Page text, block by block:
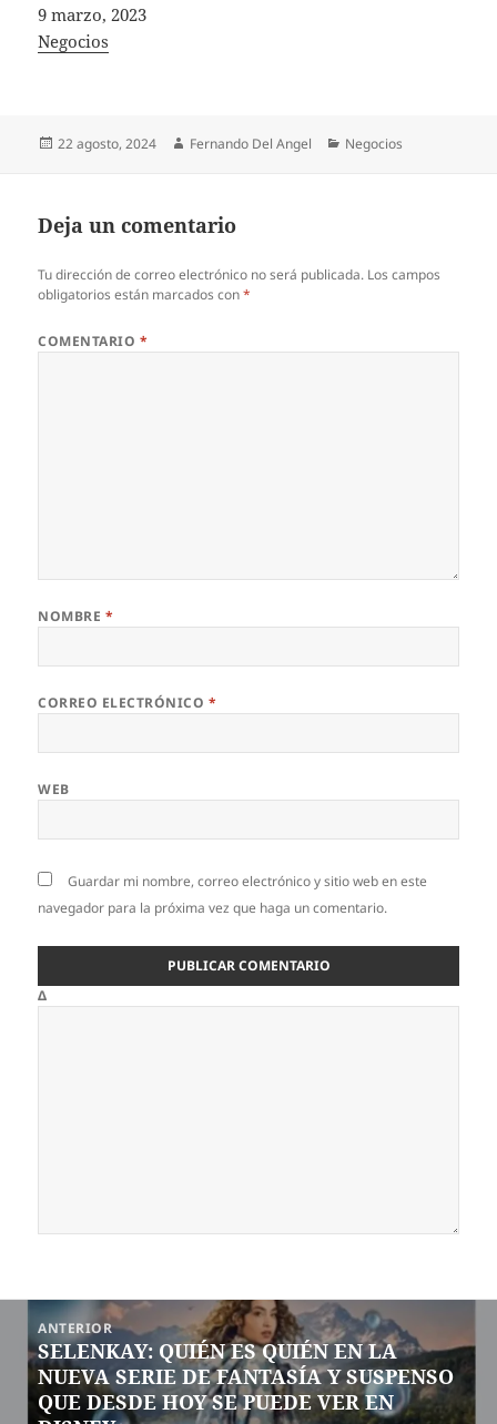
Fecha
9 marzo, 2023
In relation to
Negocios
Publicado
22 agosto, 2024 Autor
Fernando Del Angel Categorías
Negocios
Deja un comentario
Tu dirección de correo electrónico no será publicada. Los campos
obligatorios están marcados con*
COMENTARIO *
NOMBRE *
CORREO ELECTRÓNICO *
WEB
Guardar mi nombre, correo electrónico y sitio web en este
navegador para la próxima vez que haga un comentario.
Δ
Navegación
entradas
ANTERIOR
Entrada
anterior:
SELENKAY: QUIÉN ES QUIÉN EN LA
NUEVA SERIE DE FANTASÍA Y SUSPENSO
QUE DESDE HOY SE PUEDE VER EN